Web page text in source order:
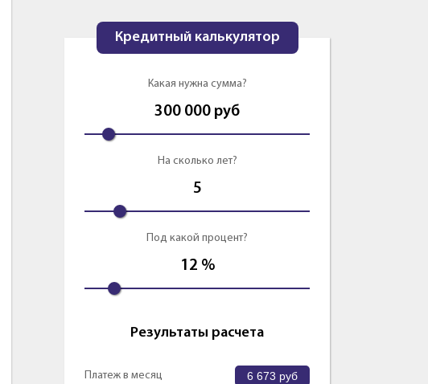
Кредитный калькулятор
Какая нужна сумма?
300 000 руб
На сколько лет?
5
Под какой процент?
12 %
Результаты расчета
Платеж в месяц 6 673 руб